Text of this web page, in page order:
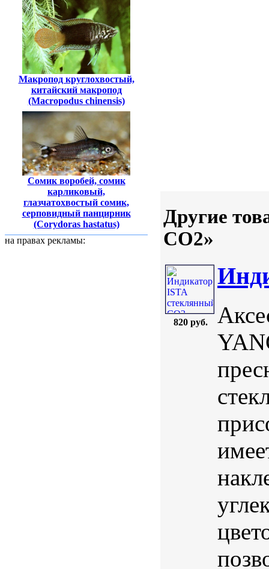
Макропод круглохвостый,
китайский макропод
(Macropodus chinensis)
Сомик воробей, сомик
карликовый,
глазчатохвостый сомик,
серповидный панцирник
(Corydoras hastatus)
на правах рекламы:
Другие
CO2»
820 руб.